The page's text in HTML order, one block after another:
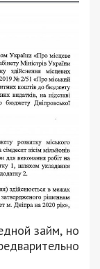
займ, но